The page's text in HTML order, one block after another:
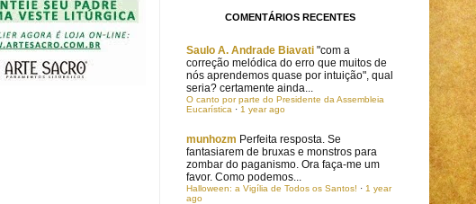
COMENTÁRIOS RECENTES
Saulo A. Andrade Biavati "com a
correção melódica do erro que muitos de
nós aprendemos quase por intuição", qual
seria? certamente ainda...
O canto por parte do Presidente da Assembleia
Eucarística · 1 year ago
munhozm Perfeita resposta. Se
fantasiarem de bruxas e monstros para
zombar do paganismo. Ora faça-me um
favor. Como podemos...
Halloween: a Vigília de Todos os Santos! · 1 year
ago